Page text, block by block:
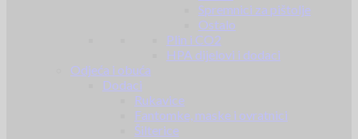
Spremnici za pištolje
Ostalo
Plin i CO2
HPA dijelovi i dodaci
Odjeća i obuća
Dodaci
Rukavice
Fantomke, maske i ovratnici
Šilterice